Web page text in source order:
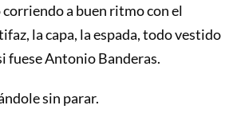
a buen ritmo con el
la capa, la espada, todo vestido
fuese Antonio Banderas.
sin parar.